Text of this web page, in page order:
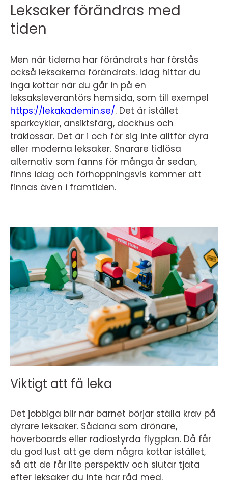
Leksaker förändras med
tiden
Men när tiderna har förändrats har förstås
också leksakerna förändrats. Idag hittar du
inga kottar när du går in på en
leksaksleverantörs hemsida, som till exempel
https://lekakademin.se/. Det är istället
sparkcyklar, ansiktsfärg, dockhus och
träklossar. Det är i och för sig inte alltför dyra
eller moderna leksaker. Snarare tidlösa
alternativ som fanns för många år sedan,
finns idag och förhoppningsvis kommer att
finnas även i framtiden.
Viktigt att få leka
Det jobbiga blir när barnet börjar ställa krav på
dyrare leksaker. Sådana som drönare,
hoverboards eller radiostyrda flygplan. Då får
du god lust att ge dem några kottar istället,
så att de får lite perspektiv och slutar tjata
efter leksaker du inte har råd med.